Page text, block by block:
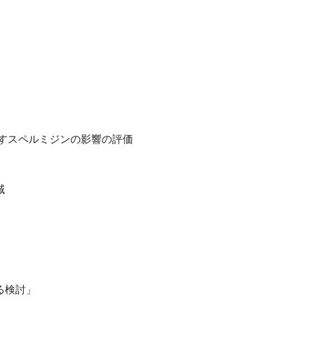
スペルミジンの影響の評価
討」